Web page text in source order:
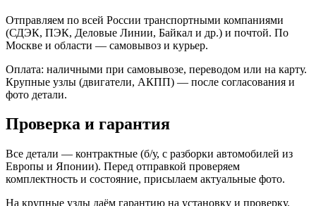
Отправляем по всей России транспортными компаниями
(СДЭК, ПЭК, Деловые Линии, Байкал и др.) и почтой. По
Москве и области — самовывоз и курьер.
Оплата: наличными при самовывозе, переводом или на карту.
Крупные узлы (двигатели, АКПП) — после согласования и
фото детали.
Проверка и гарантия
Все детали — контрактные (б/у, с разборки автомобилей из
Европы и Японии). Перед отправкой проверяем
комплектность и состояние, присылаем актуальные фото.
На крупные узлы даём гарантию на установку и проверку.